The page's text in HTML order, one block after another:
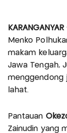
KARANGANYAR
Menko
makam
Jawa Tengah,
menggendong
lahat.
Pantauan
Zainudin yang